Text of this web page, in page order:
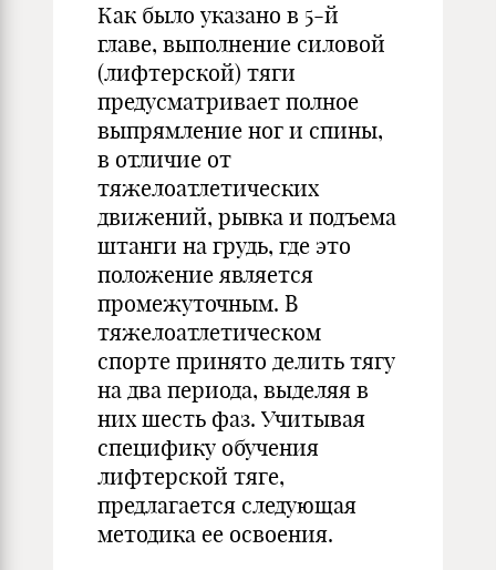
Как было указано в 5-й
главе, выполнение силовой
(лифтерской) тяги
предусматривает полное
выпрямление ног и спины,
в отличие от
тяжелоатлетических
движений, рывка и подъема
штанги на грудь, где это
положение является
промежуточным. В
тяжелоатлетическом
спорте принято делить тягу
на два периода, выделяя в
них шесть фаз. Учитывая
специфику обучения
лифтерской тяге,
предлагается следующая
методика ее освоения.